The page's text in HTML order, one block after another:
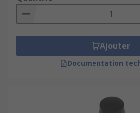
Ajouter
Documentation